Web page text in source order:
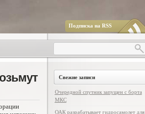
Подписка на RSS
Свежие записи
Очередной спутник запущен с борта
МКС
ОАК разрабатывает гидросамолет для